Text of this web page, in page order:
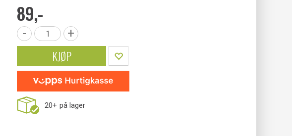
89,-
- +
KJØP
20+ på lager